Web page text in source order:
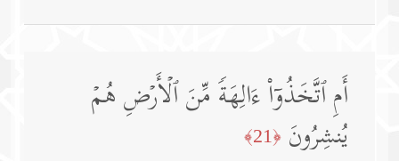
أَمِ ٱتَّخَذُوۤا۟ ءَالِهَةࣰ مِّنَ ٱلۡأَرۡضِ هُمۡ
یُنشِرُونَ ﴿21﴾